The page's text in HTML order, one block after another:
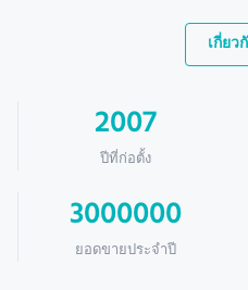
เกี่ยว
2007
ปีที่ก่อตั้ง
3000000
ยอดขายประจำปี